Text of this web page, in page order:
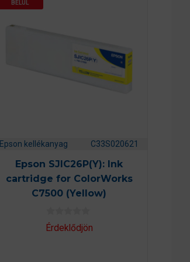
BELÜL
Epson kellékanyag C33S020621
Epson SJIC26P(Y): Ink
cartridge for ColorWorks
C7500 (Yellow)
0
a
Érdeklődjön